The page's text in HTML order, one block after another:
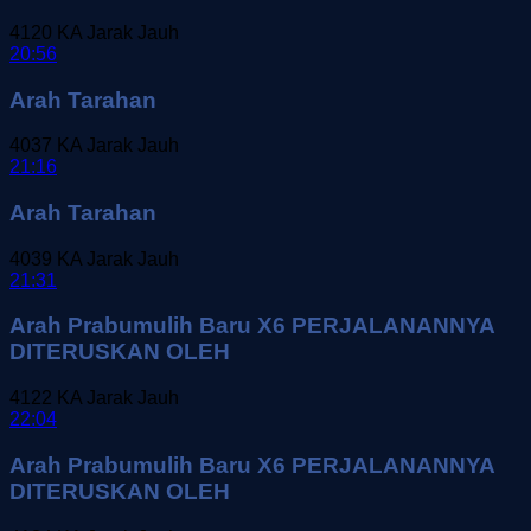
4120 KA Jarak Jauh
20:56
Arah Tarahan
4037 KA Jarak Jauh
21:16
Arah Tarahan
4039 KA Jarak Jauh
21:31
Arah Prabumulih Baru X6 PERJALANANNYA
DITERUSKAN OLEH
4122 KA Jarak Jauh
22:04
Arah Prabumulih Baru X6 PERJALANANNYA
DITERUSKAN OLEH